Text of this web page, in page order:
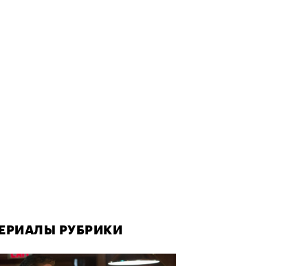
РУБРИКИ
РУБРИКИ
РУБРИКИ